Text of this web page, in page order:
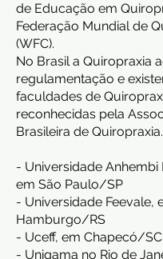
de Educação em
Federação Mundial de
(WFC).
No Brasil a Quiropraxia
regulamentação e
faculdades de
reconhecidas pela
Brasileira de Quiropraxia.
- Universidade Anhembi
em São Paulo/SP
- Universidade Feevale,
Hamburgo/RS
- Uceff, em Chapecó/SC
- Unigama no Rio de